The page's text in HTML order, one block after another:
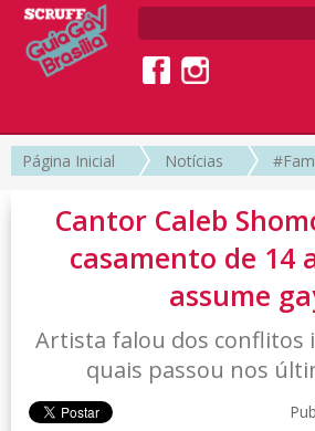
Página Inicial Notícias
Cantor Caleb
casamento de 14
assume
Artista falou dos conflitos
quais passou nos